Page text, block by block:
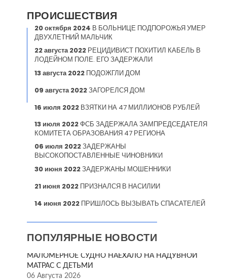
ПРОИСШЕСТВИЯ
20 октября 2024 В БОЛЬНИЦЕ ПОДПОРОЖЬЯ УМЕР
ДВУХЛЕТНИЙ МАЛЬЧИК
22 августа 2022 РЕЦИДИВИСТ ПОХИТИЛ КАБЕЛЬ В
ЛОДЕЙНОМ ПОЛЕ. ЕГО ЗАДЕРЖАЛИ
13 августа 2022 ПОДОЖГЛИ ДОМ
09 августа 2022ЗАГОРЕЛСЯ ДОМ
16 июля 2022 ВЗЯТКИ НА 47 МИЛЛИОНОВ РУБЛЕЙ
13 июля 2022ФСБ ЗАДЕРЖАЛА ЗАМПРЕДСЕДАТЕЛЯ
КОМИТЕТА ОБРАЗОВАНИЯ 47 РЕГИОНА
06 июля 2022ЗАДЕРЖАНЫ
ВЫСОКОПОСТАВЛЕННЫЕ ЧИНОВНИКИ
30 июня 2022ЗАДЕРЖАНЫ МОШЕННИКИ
21 июня 2022 ПРИЗНАЛСЯ В НАСИЛИИ
14 июня 2022 ПРИШЛОСЬ ВЫЗЫВАТЬ СПАСАТЕЛЕЙ
ПОПУЛЯРНЫЕ НОВОСТИ
МАЛОМЕРНОЕ СУДНО НАЕХАЛО НА НАДУВНОЙ
МАТРАС С ДЕТЬМИ
06 Августа 2026